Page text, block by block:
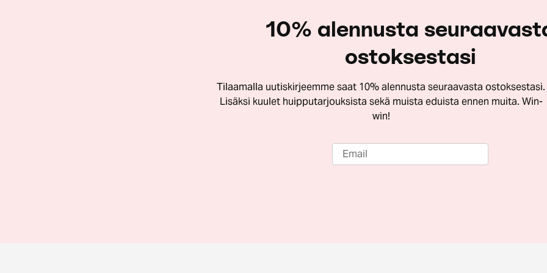
10% alennusta
ostoksestasi
Tilaamalla uutiskirjeemme saat 10% alennusta seuraavasta ostoksestasi.
Lisäksi kuulet huipputarjouksista sekä muista eduista ennen muita. Win-
win!